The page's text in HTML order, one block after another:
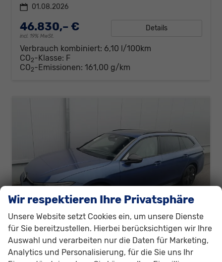
01.08.2026
46.830,– €
incl. 19% MwSt.
Details
Verbrauch kombiniert: 6,10 l/100km
CO2-Klasse: F
CO2-Emissionen: 161,00 g/km
Volkswagen Passat Variant
Wir respektieren Ihre Privatsphäre
Unsere Website setzt Cookies ein, um unsere Dienste
für Sie bereitzustellen. Hierbei berücksichtigen wir Ihre
Auswahl und verarbeiten nur die Daten für Marketing,
Analytics und Personalisierung, für die Sie uns Ihr